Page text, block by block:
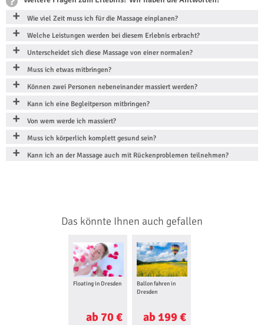
Wie viel Zeit muss ich für die Massage einplanen?
Welche Leistungen werden bei diesem Erlebnis erbracht?
Unterscheidet sich diese Massage von einer normalen?
Muss ich etwas mitbringen?
Können zwei Personen nebeneinander massiert werden?
Kann ich eine Begleitperson mitbringen?
Von wem werde ich massiert?
Muss ich körperlich komplett gesund sein?
Kann ich an der Massage auch mit Rückenproblemen teilnehmen?
Das könnte Ihnen auch gefallen
Floating in Dresden
ab 70 €
Ballon fahren in
Dresden
ab 199 €